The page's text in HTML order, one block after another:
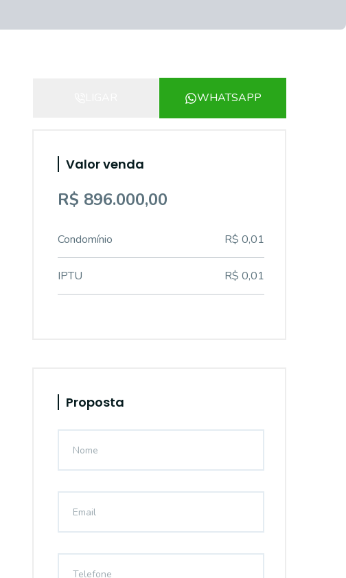
WHATSAPP
Valor venda
R$ 896.000,00
Condomínio R$ 0,01
IPTU R$ 0,01
Proposta